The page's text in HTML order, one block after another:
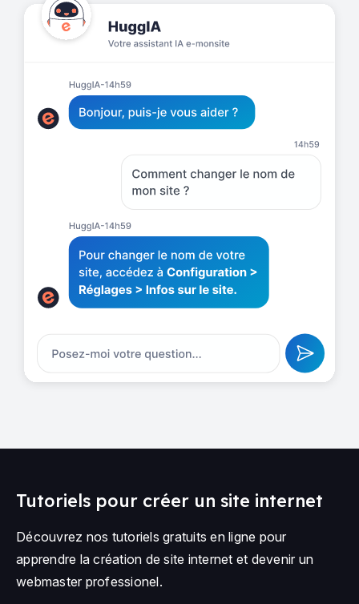
Tutoriels pour créer un site internet
Découvrez nos tutoriels gratuits en ligne pour
apprendre la création de site internet et devenir un
webmaster professionel.